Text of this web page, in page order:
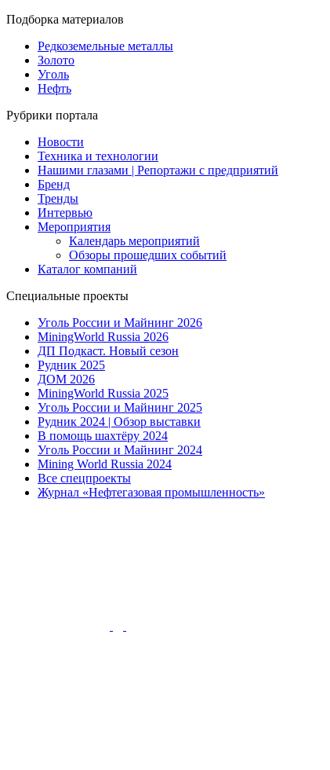
Подборка материалов
Редкоземельные металлы
Золото
Уголь
Нефть
Рубрики портала
Новости
Техника и технологии
Нашими глазами | Репортажи с предприятий
Бренд
Тренды
Интервью
Мероприятия
Календарь мероприятий
Обзоры прошедших событий
Каталог компаний
Специальные проекты
Уголь России и Майнинг 2026
MiningWorld Russia 2026
ДП Подкаст. Новый сезон
Рудник 2025
ДОМ 2026
MiningWorld Russia 2025
Уголь России и Майнинг 2025
Рудник 2024 | Обзор выставки
В помощь шахтёру 2024
Уголь России и Майнинг 2024
Mining World Russia 2024
Все спецпроекты
Журнал «Нефтегазовая промышленность»